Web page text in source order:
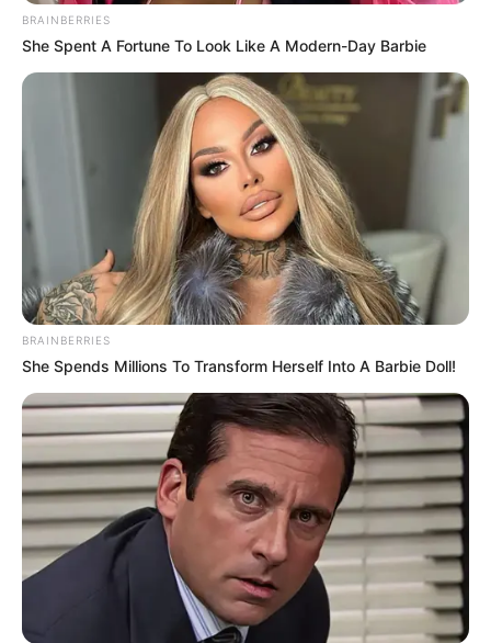
BRAINBERRIES
She Spent A Fortune To Look Like A Modern-Day Barbie
BRAINBERRIES
She Spends Millions To Transform Herself Into A Barbie Doll!